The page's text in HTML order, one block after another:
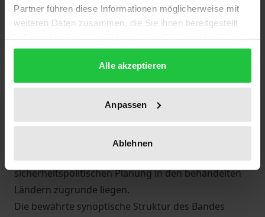
Partner führen diese Informationen möglicherweise mit
weiteren Daten zusammen, die Sie ihnen bereitgestellt
gesammelt haben.
Alle akzeptieren
Anpassen
Ablehnen
sowie die amtlichen Konzeptionen und der
sicherheitspolitische Diskurs vor allem in den
militärpolitischen Entwicklungen in den
Nachfolgestaaten des früheren Jugoslawien
Der Leser erhält so Zugang zu den wichtigsten
Daten und Informationen, insbesondere auch zu
sicherheitspolitischen Planung in den behandelten
Ländern zugrunde liegen.
Die bewährte synoptische Struktur des Bandes